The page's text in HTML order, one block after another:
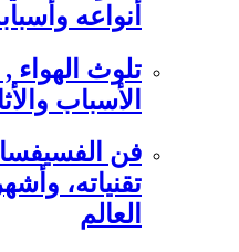
أنواعه
تلوث
الأسباب
فن
تقنياته،
العالم